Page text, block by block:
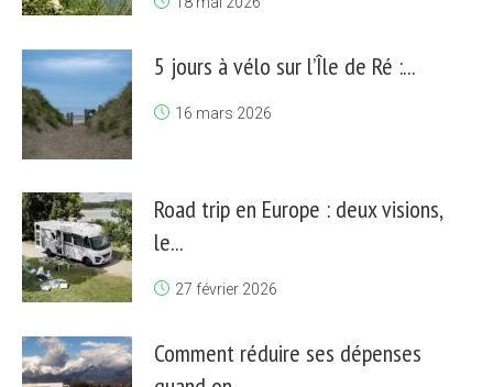
5 jours à vélo sur l’Île de Ré :...
16 mars 2026
Road trip en Europe : deux visions,
le...
27 février 2026
Comment réduire ses dépenses